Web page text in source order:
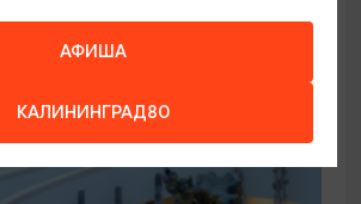
АФИША
КАЛИНИНГРАД80